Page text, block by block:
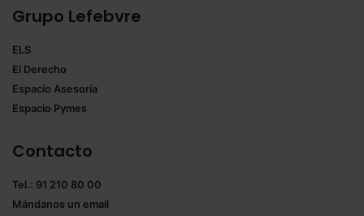
Grupo Lefebvre
ELS
El Derecho
Espacio Asesoría
Espacio Pymes
Contacto
Tel.: 91 210 80 00
Mándanos un email